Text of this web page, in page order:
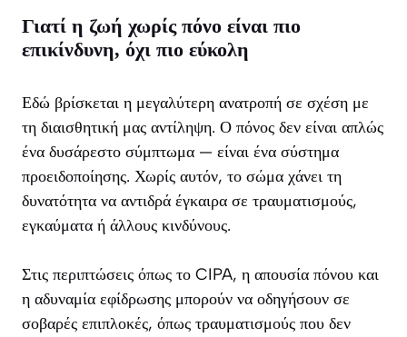
Γιατί η ζωή χωρίς πόνο είναι πιο
επικίνδυνη, όχι πιο εύκολη
Εδώ βρίσκεται η μεγαλύτερη ανατροπή σε σχέση με
τη διαισθητική μας αντίληψη. Ο πόνος δεν είναι απλώς
ένα δυσάρεστο σύμπτωμα — είναι ένα σύστημα
προειδοποίησης. Χωρίς αυτόν, το σώμα χάνει τη
δυνατότητα να αντιδρά έγκαιρα σε τραυματισμούς,
εγκαύματα ή άλλους κινδύνους.
Στις περιπτώσεις όπως το CIPA, η απουσία πόνου και
η αδυναμία εφίδρωσης μπορούν να οδηγήσουν σε
σοβαρές επιπλοκές, όπως τραυματισμούς που δεν